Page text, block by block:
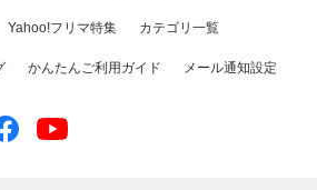
Yahoo!フリマ特集 カテゴリ一覧
かんたんご利用ガイド メール通知設定